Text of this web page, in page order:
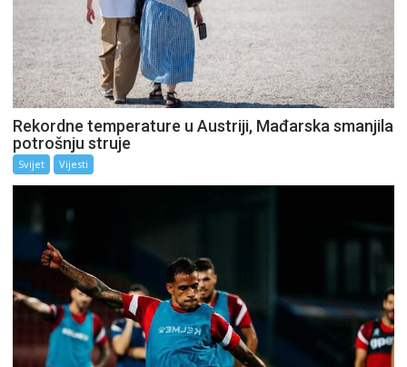
Rekordne temperature u Austriji, Mađarska smanjila
potrošnju struje
Svijet Vijesti